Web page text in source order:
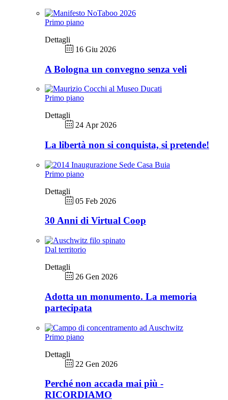
Primo piano
Dettagli
16 Giu 2026
A Bologna un convegno senza veli
Primo piano
Dettagli
24 Apr 2026
La libertà non si conquista, si pretende!
Primo piano
Dettagli
05 Feb 2026
30 Anni di Virtual Coop
Dal territorio
Dettagli
26 Gen 2026
Adotta un monumento. La memoria
partecipata
Primo piano
Dettagli
22 Gen 2026
Perché non accada mai più -
RICORDIAMO